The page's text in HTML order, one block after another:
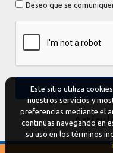
Deseo que se
Este sitio utiliza
nuestros servicios y
preferencias mediante el
continúas navegando en
su uso en los términos